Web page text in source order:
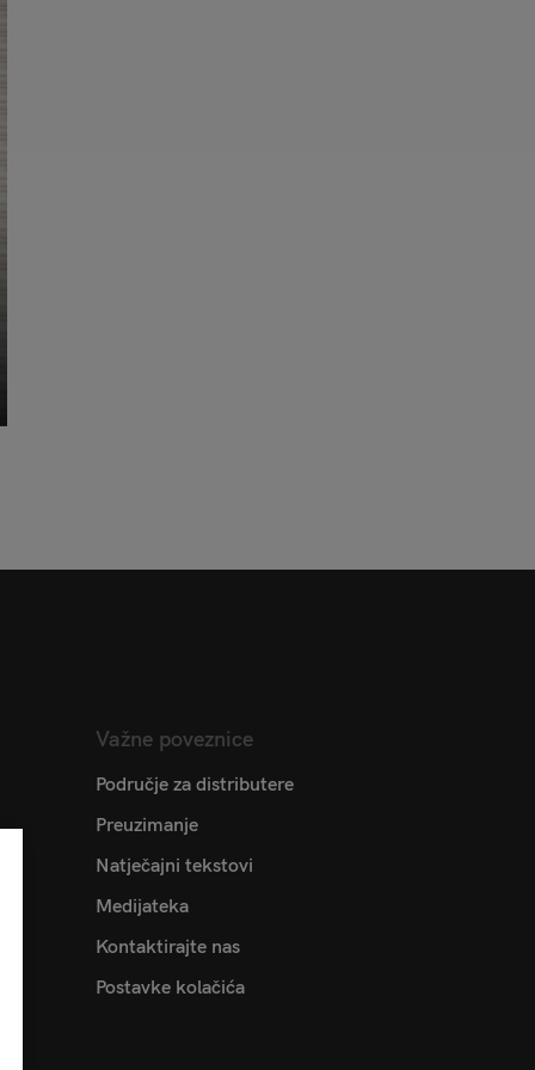
Važne poveznice
Područje za distributere
Preuzimanje
Natječajni tekstovi
Medijateka
Kontaktirajte nas
Postavke kolačića